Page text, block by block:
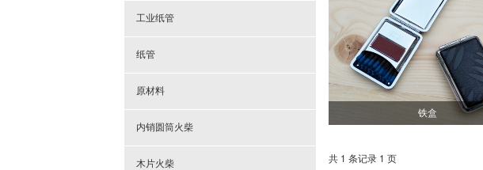
铁盒
共 1 条记录 1 页
工业纸管
纸管
原材料
内销圆筒火柴
木片火柴